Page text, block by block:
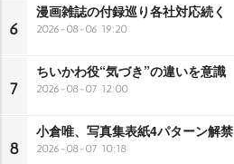
6
漫画雑誌の付録巡り各社対応続く
2026-08-06 19:20
7
ちいかわ役“気づき”の違いを意識
2026-08-07 12:00
8
小倉唯、写真集表紙4パターン解禁
2026-08-07 10:18